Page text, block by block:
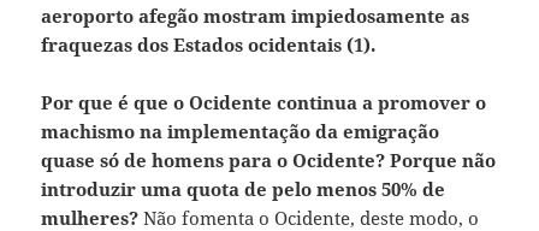
aeroporto afegão mostram impiedosamente as
fraquezas dos Estados ocidentais (1).
Por que é que o Ocidente continua a promover o
machismo na implementação da emigração
quase só de homens para o Ocidente? Porque não
introduzir uma quota de pelo menos 50% de
mulheres?Não fomenta o Ocidente, deste modo, o